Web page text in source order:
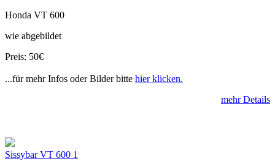
Honda VT 600
wie abgebildet
Preis: 50€
...für mehr Infos oder Bilder bitte hier klicken.
mehr Details
Sissybar VT 600 1